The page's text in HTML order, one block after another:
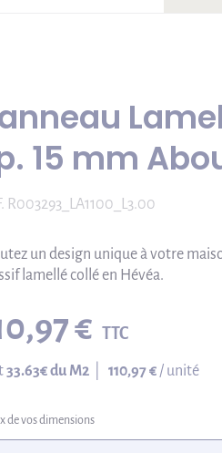
15 mm
R003293_LA1100_L3.00
un design unique à votre
lamellé collé en Hévéa.
€ TTC
33.63€ du M2 110,97 € / unité
de vos dimensions